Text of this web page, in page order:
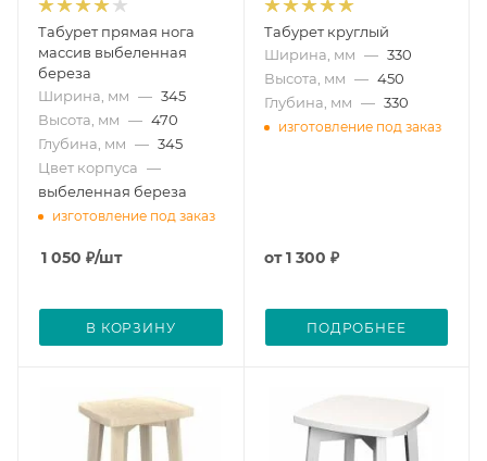
Табурет прямая нога
массив выбеленная
береза
Ширина, мм — 345
Высота, мм — 470
Глубина, мм — 345
Цвет корпуса —
выбеленная береза
изготовление под заказ
1 050 ₽/шт
В КОРЗИНУ
Табурет круглый
Ширина, мм — 330
Высота, мм — 450
Глубина, мм — 330
изготовление под заказ
от1 300 ₽
ПОДРОБНЕЕ